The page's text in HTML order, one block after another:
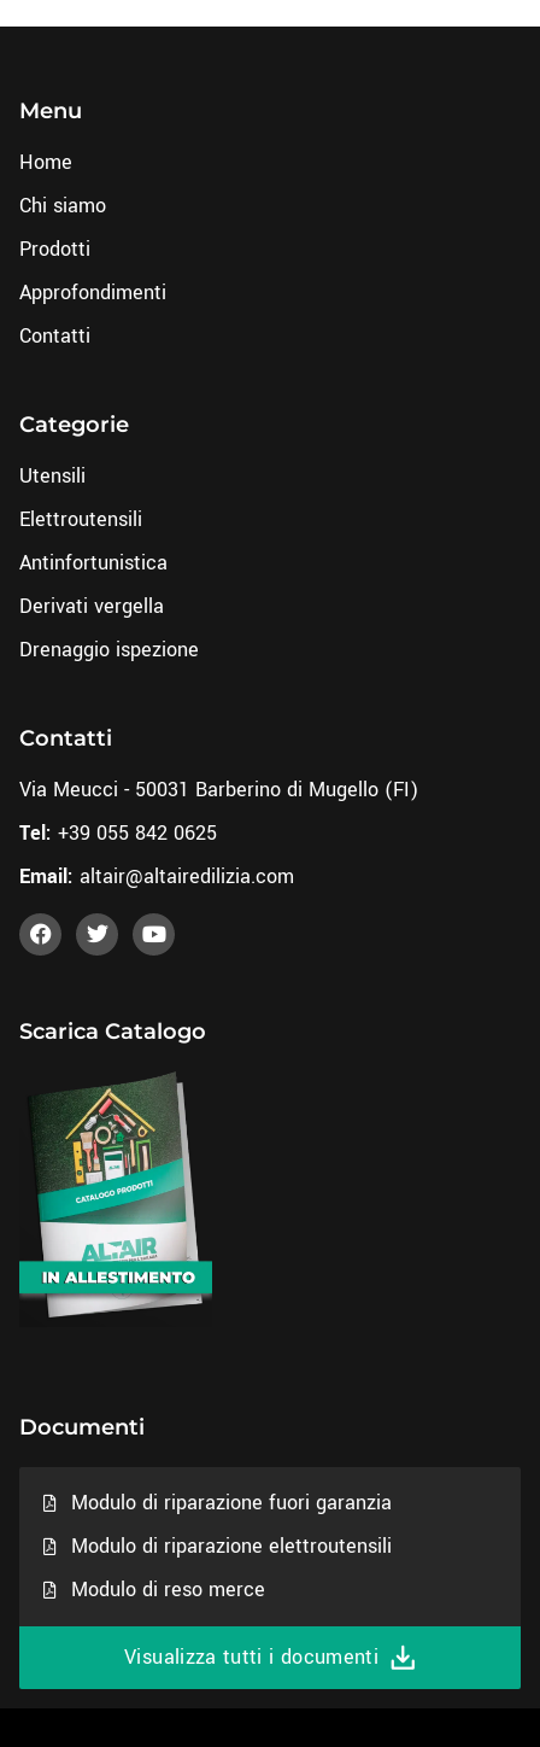
Menu
Home
Chi siamo
Prodotti
Approfondimenti
Contatti
Categorie
Utensili
Elettroutensili
Antinfortunistica
Derivati vergella
Drenaggio ispezione
Contatti
Via Meucci - 50031 Barberino di Mugello (FI)
Tel: +39 055 842 0625
Email: altair@altairedilizia.com
Scarica Catalogo
Documenti
Modulo di riparazione fuori garanzia
Modulo di riparazione elettroutensili
Modulo di reso merce
Visualizza tutti i documenti